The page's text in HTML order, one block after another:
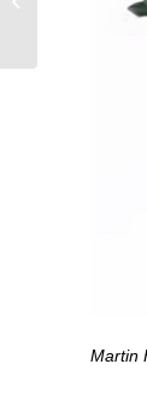
Martin